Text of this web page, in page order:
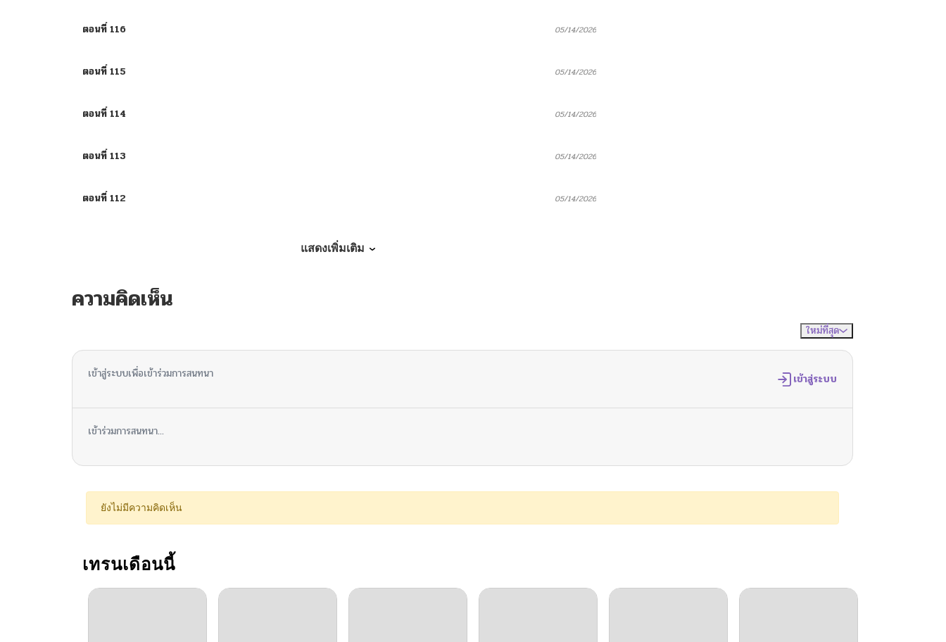
ตอนที่ 116 05/14/2026
ตอนที่ 115 05/14/2026
ตอนที่ 114 05/14/2026
ตอนที่ 113 05/14/2026
ตอนที่ 112 05/14/2026
ตอนที่ 108
ตอนที่ 107 05/14/2026
ตอนที่ 105 05/14/2026
แสดงเพิ่มเติม
ความคิดเห็น
ใหม่ที่สุด
เข้าสู่ระบบเพื่อเข้าร่วมการสนทนา เข้าสู่ระบบ
เข้าร่วมการสนทนา...
ยังไม่มีความคิดเห็น
เทรนเดือนนี้